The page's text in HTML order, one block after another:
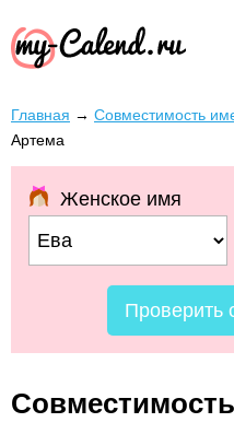
Главная → Совместимость
Артема
Женское имя
Проверить